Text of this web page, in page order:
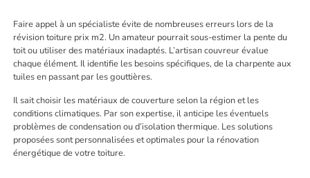
Faire appel à un spécialiste évite de nombreuses erreurs lors de la
révision toiture prix m2. Un amateur pourrait sous-estimer la pente du
toit ou utiliser des matériaux inadaptés. L’artisan couvreur évalue
chaque élément. Il identifie les besoins spécifiques, de la charpente aux
tuiles en passant par les gouttières.
Il sait choisir les matériaux de couverture selon la région et les
conditions climatiques. Par son expertise, il anticipe les éventuels
problèmes de condensation ou d’isolation thermique. Les solutions
proposées sont personnalisées et optimales pour la rénovation
énergétique de votre toiture.